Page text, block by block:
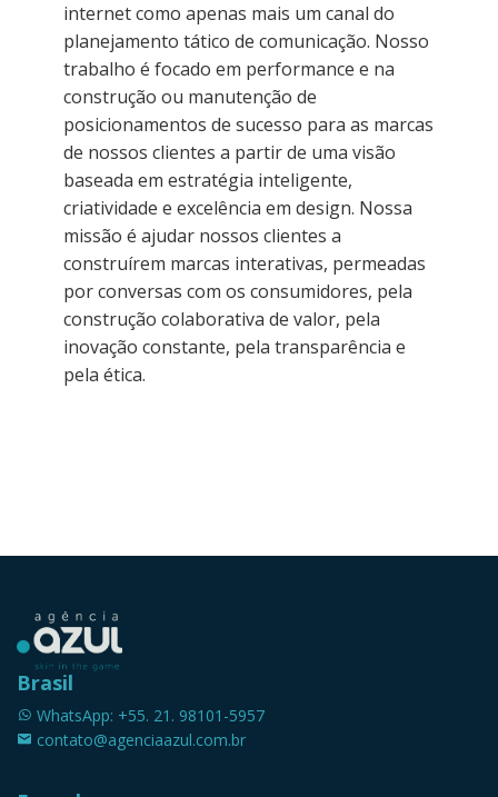
internet como apenas mais um canal do
planejamento tático de comunicação. Nosso
trabalho é focado em performance e na
construção ou manutenção de
posicionamentos de sucesso para as marcas
de nossos clientes a partir de uma visão
baseada em estratégia inteligente,
criatividade e excelência em design. Nossa
missão é ajudar nossos clientes a
construírem marcas interativas, permeadas
por conversas com os consumidores, pela
construção colaborativa de valor, pela
inovação constante, pela transparência e
pela ética.
Brasil
WhatsApp: +55. 21. 98101-5957
contato@agenciaazul.com.br